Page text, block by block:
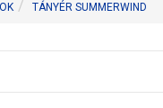
TÁNYÉR SUMMERWIND